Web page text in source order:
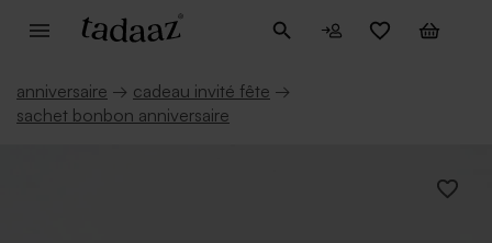
anniversaire → cadeau invité fête →
sachet bonbon anniversaire